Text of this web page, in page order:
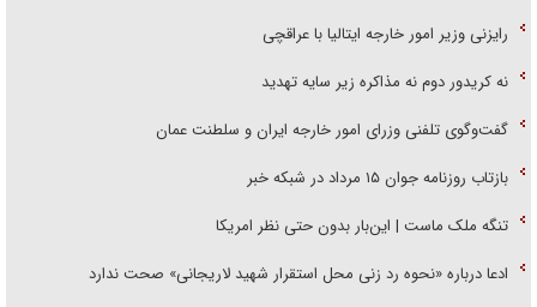
رایزنی وزیر امور خارجه ایتالیا با عراقچی
نه کریدور دوم نه مذاکره زیر سایه تهدید
گفت‌وگوی تلفنی وزرای امور خارجه ایران و سلطنت عمان
بازتاب روزنامه جوان ۱۵ مرداد در شبکه خبر
تنگه ملک ماست | این‌بار بدون حتی نظر امریکا
ادعا درباره «نحوه رد زنی محل استقرار شهید لاریجانی» صحت ندارد